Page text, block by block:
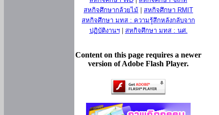
สหกิจศึกษากล้วยไม้
สหกิจศึกษา RMIT
สหกิจศึกษา มทส : ความรู้สึกหลังกลับจาก
ปฏิบัติงานฯ| สหกิจศึกษา มทส : นศ.
Content on this page requires a newer
version of Adobe Flash Player.